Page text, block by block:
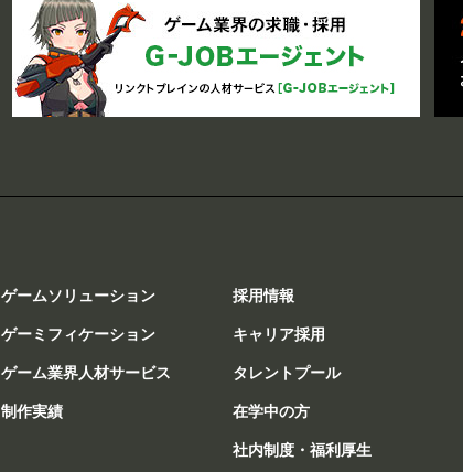
ゲームソリューション
ゲーミフィケーション
ゲーム業界人材サービス
制作実績
採用情報
キャリア採用
タレントプール
在学中の方
社内制度・福利厚生